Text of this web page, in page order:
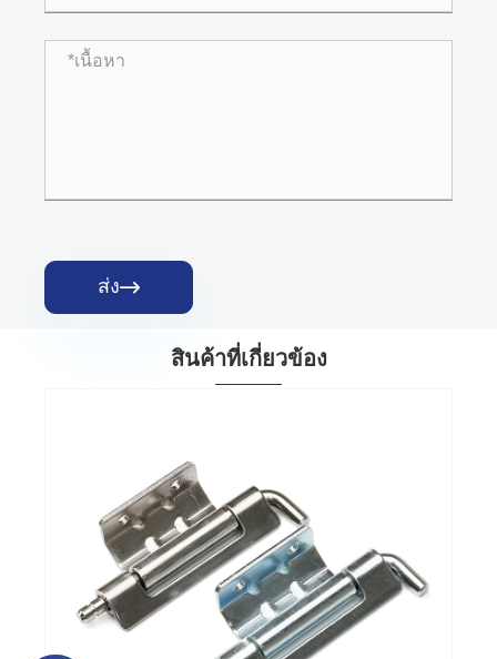
ส่ง
สินค้าที่เกี่ยวข้อง
ดูเพิ่มเติม >>